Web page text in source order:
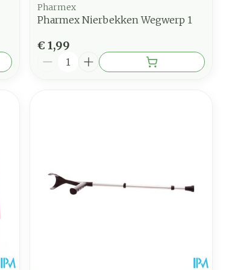
Pharmex
Pharmex Nierbekken Wegwerp 1
€ 1,99
Aantal